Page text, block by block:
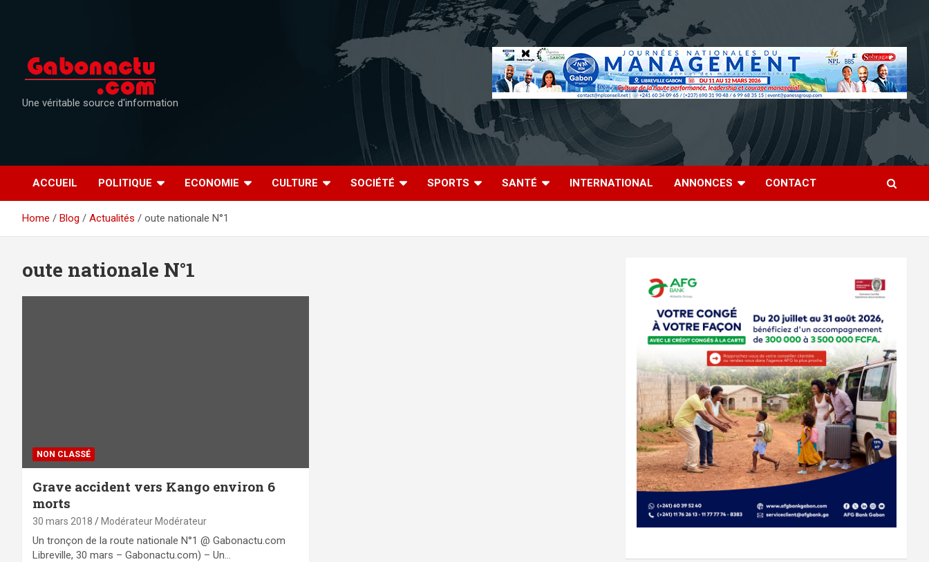
Une véritable source d'information
ACCUEIL POLITIQUE ECONOMIE CULTURE SOCIÉTÉ SPORTS SANTÉ INTERNATIONAL ANNONCES CONTACT
Home Blog Actualités oute nationale N°1
oute nationale N°1
NON CLASSÉ
Grave accident vers Kango environ 6
morts
30 mars 2018 Modérateur Modérateur
Un tronçon de la route nationale N°1 @ Gabonactu.com
Libreville, 30 mars – Gabonactu.com) – Un…